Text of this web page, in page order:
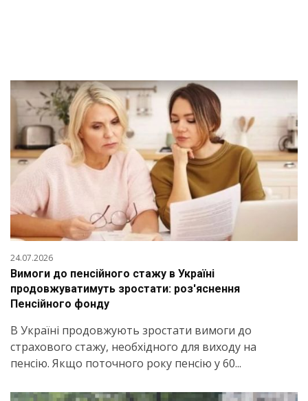
24.07.2026
Вимоги до пенсійного стажу в Україні
продовжуватимуть зростати: роз'яснення
Пенсійного фонду
В Україні продовжують зростати вимоги до
страхового стажу, необхідного для виходу на
пенсію. Якщо поточного року пенсію у 60...